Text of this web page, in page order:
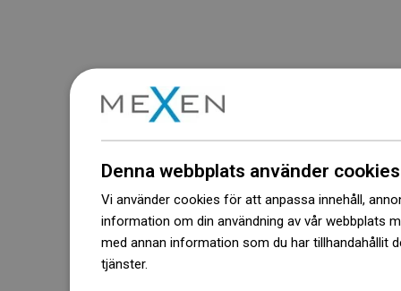
Denna webbplats använder cookies
Vi använder cookies för att anpassa innehåll,
information om din användning av vår webbplats
med annan information som du har tillhandahållit
tjänster.